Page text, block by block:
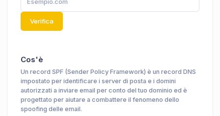
Verifica
Cos'è
Un record SPF (Sender Policy Framework) è un record DNS
impostato per identificare i server di posta e i domini
autorizzati a inviare email per conto del tuo dominio ed è
progettato per aiutare a combattere il fenomeno dello
spoofing delle email.